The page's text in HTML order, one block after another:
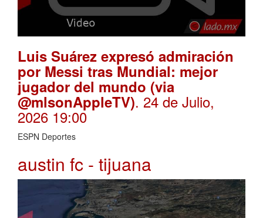
Luis Suárez expresó admiración
por Messi tras Mundial: mejor
jugador del mundo (via
@mlsonAppleTV). 24 de Julio,
2026 19:00
ESPN Deportes
austin fc - tijuana